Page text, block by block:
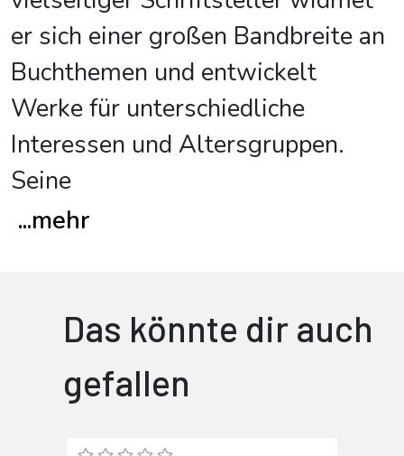
er sich einer großen Bandbreite an
Buchthemen und entwickelt
Werke für unterschiedliche
Interessen und Altersgruppen.
Seine
...mehr
Das könnte dir auch
gefallen